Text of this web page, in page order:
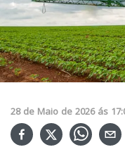
28 de Maio de 2026 ás